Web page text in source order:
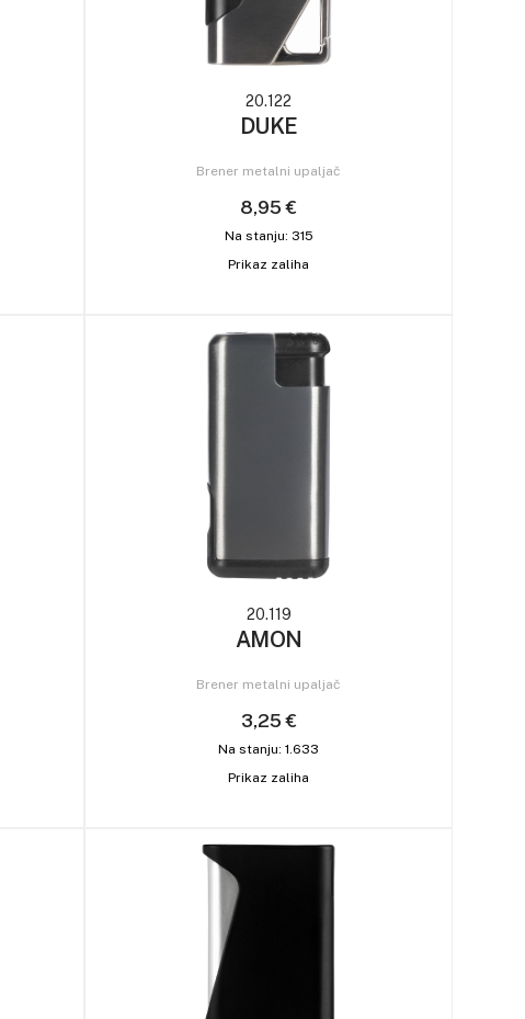
20.122
DUKE
Brener metalni upaljač
8,95 €
Na stanju: 315
Prikaz zaliha
20.119
AMON
Brener metalni upaljač
3,25 €
Na stanju: 1.633
Prikaz zaliha